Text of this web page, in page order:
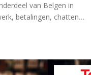
van Belgen in
betalingen, chatten…